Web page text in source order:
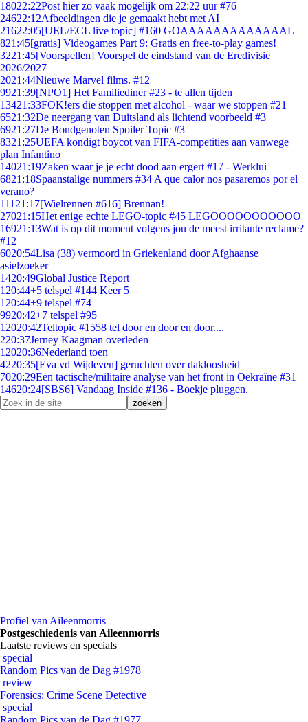
18022:22Post hier zo vaak mogelijk om 22:22 uur #76
24622:12Afbeeldingen die je gemaakt hebt met AI
21622:05[UEL/ECL live topic] #160 GOAAAAAAAAAAAAAL
821:45[gratis] Videogames Part 9: Gratis en free-to-play games!
3221:45[Voorspellen] Voorspel de eindstand van de Eredivisie
2026/2027
2021:44Nieuwe Marvel films. #12
9921:39[NPO1] Het Familiediner #23 - te allen tijden
13421:33FOK!ers die stoppen met alcohol - waar we stoppen #21
6521:32De neergang van Duitsland als lichtend voorbeeld #3
6921:27De Bondgenoten Spoiler Topic #3
8321:25UEFA kondigt boycot van FIFA-competities aan vanwege
plan Infantino
14021:19Zaken waar je je echt dood aan ergert #17 - Werklui
6821:18Spaanstalige nummers #34 A que calor nos pasaremos por el
verano?
111 21:17[Wielrennen #616] Brennan!
27021:15Het enige echte LEGO-topic #45 LEGOOOOOOOOOOO
16921:13Wat is op dit moment volgens jou de meest irritante reclame?
#12
6020:54Lisa (38) vermoord in Griekenland door Afghaanse
asielzoeker
1420:49Global Justice Report
1 20:44+5 telspel #144 Keer 5 =
1 20:44+9 telspel #74
9920:42+7 telspel #95
12020:42Teltopic #1558 tel door en door en door....
220:37Jerney Kaagman overleden
12020:36Nederland toen
4220:35[Eva vd Wijdeven] geruchten over dakloosheid
7020:29Een tactische/militaire analyse van het front in Oekraïne #31
14620:24[SBS6] Vandaag Inside #136 - Boekje pluggen.
Profiel van Aileenmorris
Postgeschiedenis van Aileenmorris
Laatste reviews en specials
special
Random Pics van de Dag #1978
review
Forensics: Crime Scene Detective
special
Random Pics van de Dag #1977